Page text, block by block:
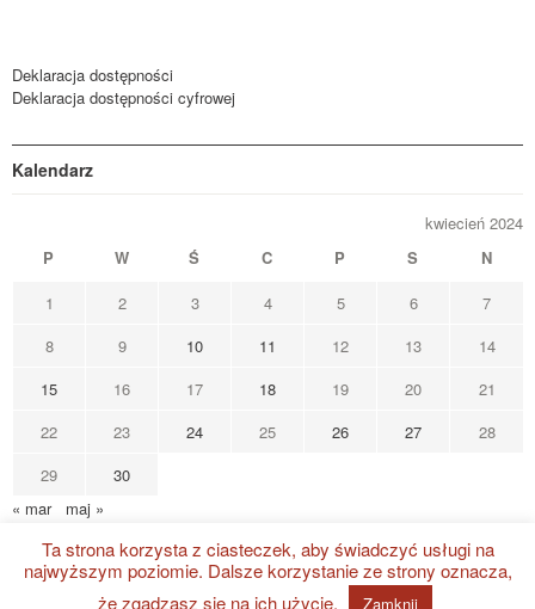
Deklaracja dostępności
Deklaracja dostępności cyfrowej
Kalendarz
kwiecień 2024
P
W Ś C P S
N
1
2 3 4 5 6
7
8
9 10 11 12 13
14
15
16 17 18 19 20
21
22
23 24 25 26 27
28
29
30
« mar
maj »
Strzelecki Ośrodek Kultury@ 2022 Wszystkie prawa zastrzeżone
Ta strona korzysta z ciasteczek, aby świadczyć usługi na
najwyższym poziomie. Dalsze korzystanie ze strony oznacza,
że zgadzasz się na ich użycie.
Zamknij